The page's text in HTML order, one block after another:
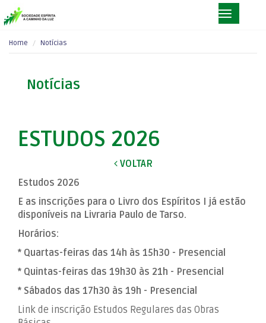
Home Notícias
Notícias
ESTUDOS 2026
VOLTAR
Estudos 2026
E as inscrições para o Livro dos Espíritos I já estão
disponíveis na Livraria Paulo de Tarso.
Horários:
* Quartas-feiras das 14h às 15h30 - Presencial
* Quintas-feiras das 19h30 às 21h - Presencial
* Sábados das 17h30 às 19h - Presencial
Link de inscrição Estudos Regulares das Obras